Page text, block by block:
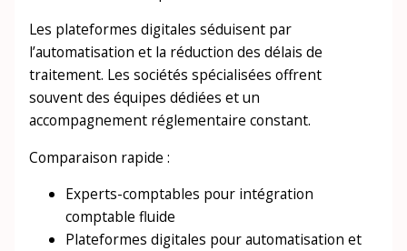
Les plateformes digitales séduisent par
l’automatisation et la réduction des délais de
traitement. Les sociétés spécialisées offrent
souvent des équipes dédiées et un
accompagnement réglementaire constant.
Comparaison rapide :
Experts-comptables pour intégration
comptable fluide
Plateformes digitales pour automatisation et